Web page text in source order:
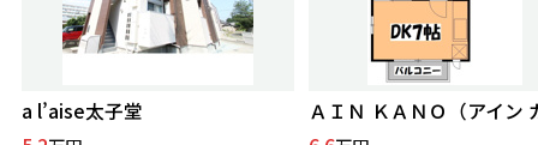
a l’aise太子堂